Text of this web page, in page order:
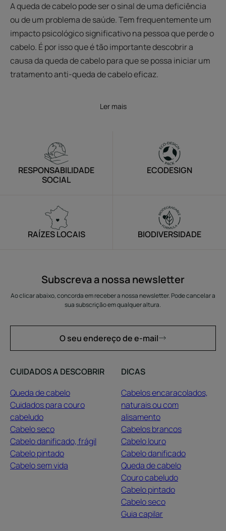
A queda de cabelo pode ser o sinal de uma deficiência
ou de um problema de saúde. Tem frequentemente um
impacto psicológico significativo na pessoa que perde o
cabelo. É por isso que é tão importante descobrir a
causa da queda de cabelo para que se possa iniciar um
tratamento anti-queda de cabelo eficaz.
Ler mais
RESPONSABILIDADE
SOCIAL
ECODESIGN
RAÍZES LOCAIS BIODIVERSIDADE
Subscreva a nossa newsletter
Ao clicar abaixo, concorda em receber a nossa newsletter. Pode cancelar a
sua subscrição em qualquer altura.
O seu endereço de e-mail
CUIDADOS A DESCOBRIR
Queda de cabelo
Cuidados para couro
cabeludo
Cabelo seco
Cabelo danificado, frágil
Cabelo pintado
Cabelo sem vida
DICAS
Cabelos encaracolados,
naturais ou com
alisamento
Cabelos brancos
Cabelo louro
Cabelo danificado
Queda de cabelo
Couro cabeludo
Cabelo pintado
Cabelo seco
Guia capilar